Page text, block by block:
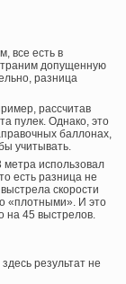
все есть в
допущенную
разница
рассчитав
пулек. Однако, это
баллонах,
учитывать.
метра использовал
есть разница не
скорости
«плотными». И это
на 45 выстрелов.
результат не